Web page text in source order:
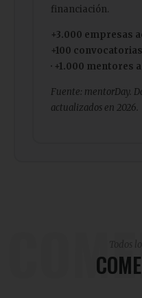
financiación.
+3.000 empresas
+100
· +1.000 mentores
Fuente: mentorDay.
actualizados en 2026.